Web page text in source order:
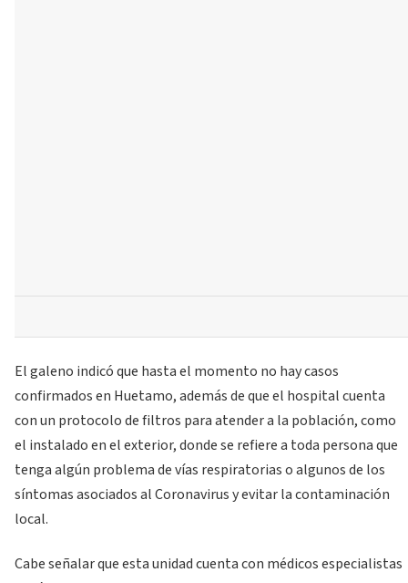
El galeno indicó que hasta el momento no hay casos
confirmados en Huetamo, además de que el hospital cuenta
con un protocolo de filtros para atender a la población, como
el instalado en el exterior, donde se refiere a toda persona que
tenga algún problema de vías respiratorias o algunos de los
síntomas asociados al Coronavirus y evitar la contaminación
local.
Cabe señalar que esta unidad cuenta con médicos especialistas